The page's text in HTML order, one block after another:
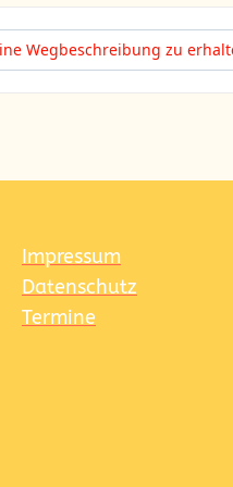
* [WII2YacBt]
Impressum
Datenschutz
Termine